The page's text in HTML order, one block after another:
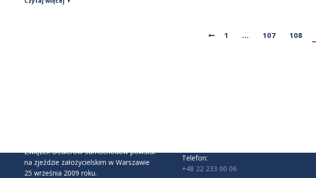
1 … 107 108
Związek Dealerów Samochodów powstał
na zjeździe założycielskim w Warszawie
25 września 2009 roku.
Telefon:
+48 22 233 00 06